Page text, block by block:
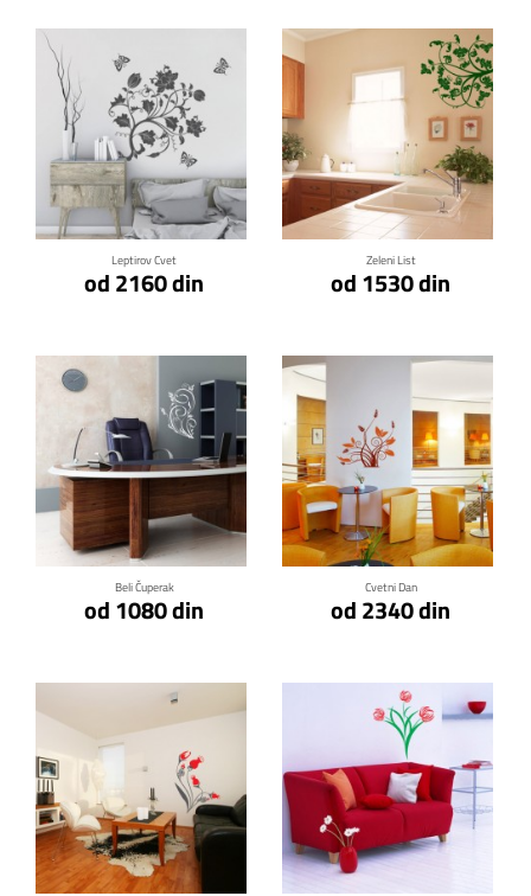
Leptirov Cvet
od 2160 din
Klikni za detalje
Zeleni List
od 1530 din
Klikni za detalje
Beli Čuperak
od 1080 din
Klikni za detalje
Cvetni Dan
od 2340 din
Klikni za detalje
Klikni za detalje Klikni za detalje